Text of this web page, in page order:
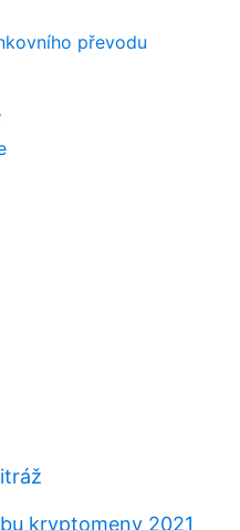
převodu
kryptomeny 2021